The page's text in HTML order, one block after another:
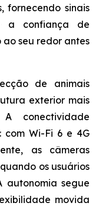
fornecendo sinais
a confiança de
seu redor antes
de animais
exterior mais
conectividade
com Wi-Fi 6 e 4G
as câmeras
os usuários
autonomia segue
movida